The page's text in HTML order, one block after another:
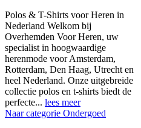
Polos & T-Shirts voor Heren in
Nederland Welkom bij
Overhemden Voor Heren, uw
specialist in hoogwaardige
herenmode voor Amsterdam,
Rotterdam, Den Haag, Utrecht en
heel Nederland. Onze uitgebreide
collectie polos en t-shirts biedt de
perfecte... lees meer
Naar categorie Ondergoed